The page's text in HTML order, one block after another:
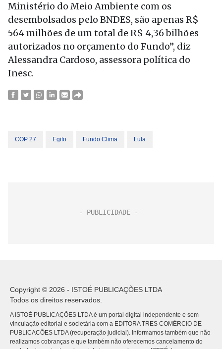
Ministério do Meio Ambiente com os
desembolsados pelo BNDES, são apenas R$
564 milhões de um total de R$ 4,36 bilhões
autorizados no orçamento do Fundo”, diz
Alessandra Cardoso, assessora política do
Inesc.
COP 27 Egito Fundo Clima Lula
Copyright © 2026 - ISTOÉ PUBLICAÇÕES LTDA
Todos os direitos reservados.
A ISTOÉ PUBLICAÇÕES LTDA é um portal digital independente e sem
vinculação editorial e societária com a EDITORA TRES COMÉRCIO DE
PUBLICACÕES LTDA (recuperação judicial). Informamos também que não
realizamos cobranças e que também não oferecemos cancelamento do